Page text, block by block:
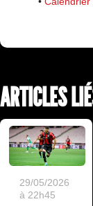
ARTICLES
29/05/2026
à 22h45